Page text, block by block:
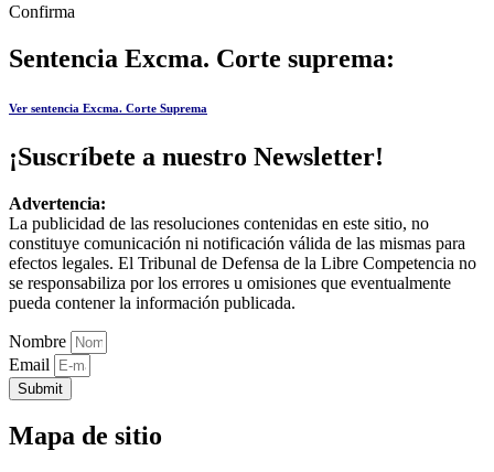
Confirma
Sentencia Excma. Corte suprema:
Ver sentencia Excma. Corte Suprema
¡Suscríbete a nuestro Newsletter!
Advertencia:
La publicidad de las resoluciones contenidas en este sitio, no
constituye comunicación ni notificación válida de las mismas para
efectos legales. El Tribunal de Defensa de la Libre Competencia no
se responsabiliza por los errores u omisiones que eventualmente
pueda contener la información publicada.
Nombre
Email
Submit
Mapa de sitio